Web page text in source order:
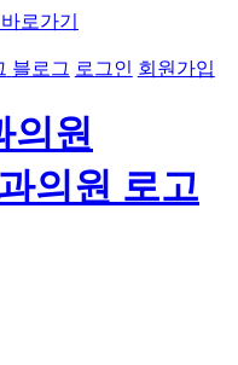
로가기
블로그 로그인 회원가입
의원